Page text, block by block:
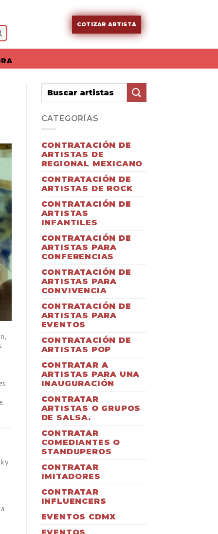
COTIZAR ARTISTA
CATEGORÍAS
CONTRATACIÓN DE
ARTISTAS DE
REGIONAL MEXICANO
CONTRATACIÓN DE
ARTISTAS DE ROCK
CONTRATACIÓN DE
ARTISTAS
INFANTILES
CONTRATACIÓN DE
ARTISTAS PARA
CONFERENCIAS
CONTRATACIÓN DE
ARTISTAS PARA
CONVIVENCIA
CONTRATACIÓN DE
ARTISTAS PARA
EVENTOS
CONTRATACIÓN DE
ARTISTAS POP
CONTRATAR A
ARTISTAS PARA UNA
INAUGURACIÓN
CONTRATAR
ARTISTAS O GRUPOS
DE SALSA.
CONTRATAR
COMEDIANTES O
STANDUPEROS
CONTRATAR
IMITADORES
CONTRATAR
INFLUENCERS
EVENTOS CDMX
EVENTOS